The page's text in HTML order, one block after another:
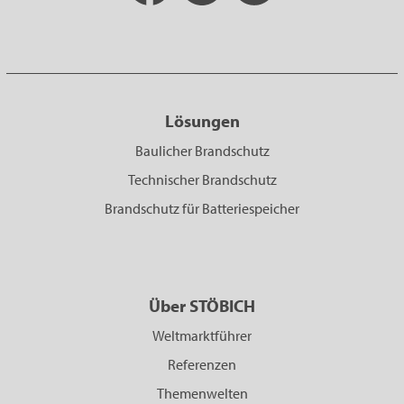
Lösungen
Baulicher Brandschutz
Technischer Brandschutz
Brandschutz für Batteriespeicher
Über STÖBICH
Weltmarktführer
Referenzen
Themenwelten